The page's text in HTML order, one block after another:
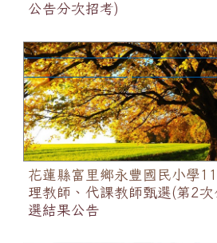
公告分次招考)
花蓮縣富里鄉永豐國民小學115
師、代課教師甄選(第2次公告分
花蓮縣富里鄉永豐國民小學
理教師、代課教師甄選(第2
選結果公告